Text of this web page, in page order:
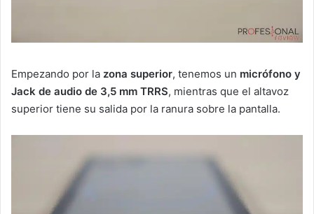
Empezando por la zona superior, tenemos un micrófono y
Jack de audio de 3,5 mm TRRS, mientras que el altavoz
superior tiene su salida por la ranura sobre la pantalla.